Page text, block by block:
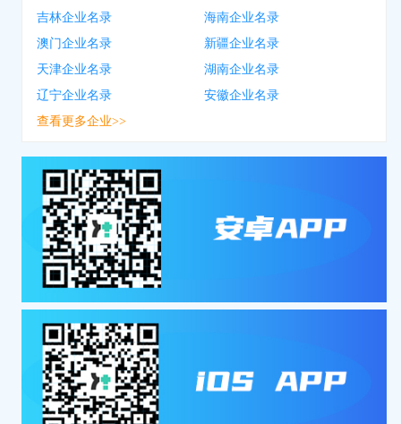
吉林企业名录
海南企业名录
澳门企业名录
新疆企业名录
天津企业名录
湖南企业名录
辽宁企业名录
安徽企业名录
查看更多企业>>